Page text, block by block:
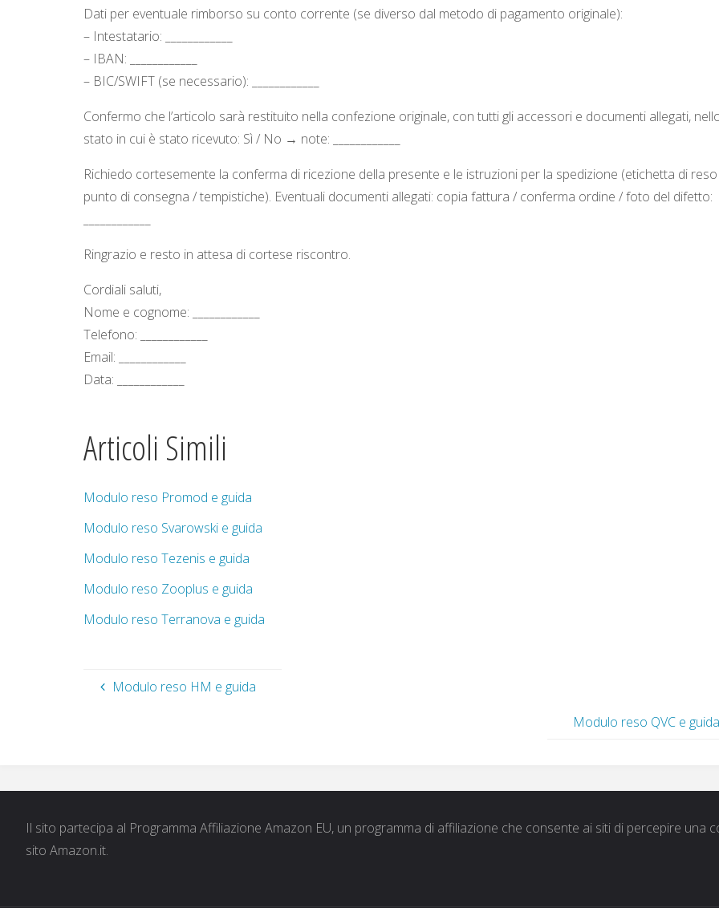
Dati per eventuale rimborso su conto corrente (se diverso dal metodo di pagamento originale):
– Intestatario: ____________
– IBAN: ____________
– BIC/SWIFT (se necessario): ____________
Confermo che l’articolo sarà restituito nella confezione originale, con tutti gli accessori e documenti allegati,
stato in cui è stato ricevuto: Sì / No → note: ____________
Richiedo cortesemente la conferma di ricezione della presente e le istruzioni per la spedizione (etichetta di
punto di consegna / tempistiche). Eventuali documenti allegati: copia fattura / conferma ordine / foto del difetto:
Ringrazio e resto in attesa di cortese riscontro.
Cordiali saluti,
Nome e cognome: ____________
Telefono: ____________
Email: ____________
Data: ____________
Articoli Simili
Modulo reso Promod e guida
Modulo reso Svarowski e guida
Modulo reso Tezenis e guida
Modulo reso Zooplus e guida
Modulo reso Terranova e guida
Modulo reso HM e guida
Modulo reso QVC​ e
Il sito partecipa al Programma Affiliazione Amazon EU, un programma di affiliazione che consente ai siti di percepire una
sito Amazon.it.